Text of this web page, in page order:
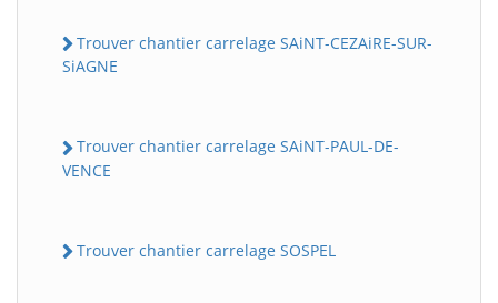
Trouver chantier carrelage SAiNT-CEZAiRE-SUR-
SiAGNE
Trouver chantier carrelage SAiNT-PAUL-DE-
VENCE
Trouver chantier carrelage SOSPEL